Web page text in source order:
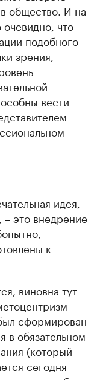
общество. И на
что
подобного
зрения,
вести
идея,
– это внедрение
к
виновна тут
сформирован
в обязательном
(который
сегодня